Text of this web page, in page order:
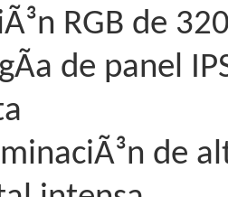
RGB de
de panel
de